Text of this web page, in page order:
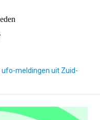
ufo-meldingen uit Zuid-